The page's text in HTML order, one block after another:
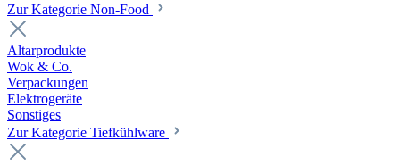
Zur Kategorie Non-Food
Altarprodukte
Wok & Co.
Verpackungen
Elektrogeräte
Sonstiges
Zur Kategorie Tiefkühlware